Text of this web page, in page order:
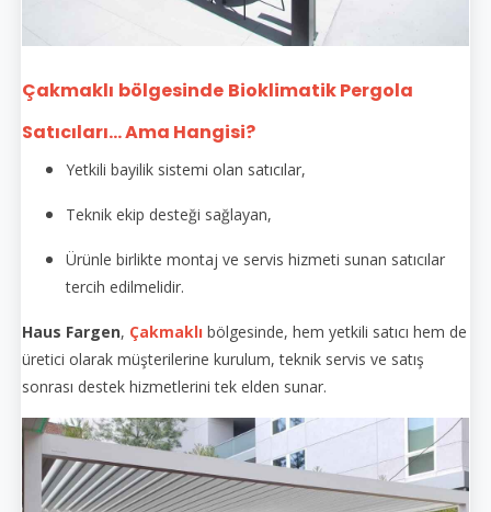
Çakmaklı bölgesinde Bioklimatik Pergola
Satıcıları... Ama Hangisi?
Yetkili bayilik sistemi olan satıcılar,
Teknik ekip desteği sağlayan,
Ürünle birlikte montaj ve servis hizmeti sunan satıcılar
tercih edilmelidir.
Haus Fargen, Çakmaklı bölgesinde, hem yetkili satıcı hem de
üretici olarak müşterilerine kurulum, teknik servis ve satış
sonrası destek hizmetlerini tek elden sunar.